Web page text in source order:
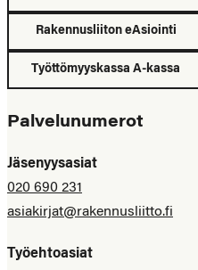
Rakennusliiton eAsiointi
Työttömyyskassa A-kassa
Palvelunumerot
Jäsenyysasiat
020 690 231
asiakirjat@rakennusliitto.fi
Työehtoasiat